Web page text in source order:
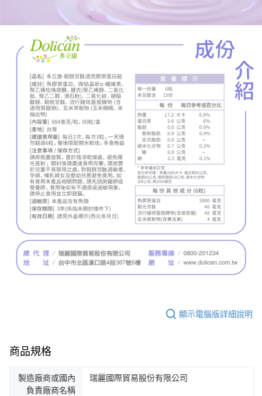
顯示電腦版詳細說明
商品規格
製造廠商或國內
負責廠商名稱
瑞麗國際貿易股份有限公司